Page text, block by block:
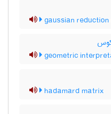
gaussian
geometric
hadamard matrix